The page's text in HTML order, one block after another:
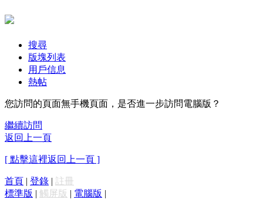
搜尋
版塊列表
用戶信息
熱帖
您訪問的頁面無手機頁面，是否進一步訪問電腦版？
繼續訪問
返回上一頁
[ 點擊這裡返回上一頁 ]
首頁 | 登錄 | 註冊
標準版 | 觸屏版 | 電腦版 |